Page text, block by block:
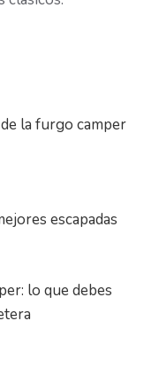
la furgo camper
escapadas
lo que debes